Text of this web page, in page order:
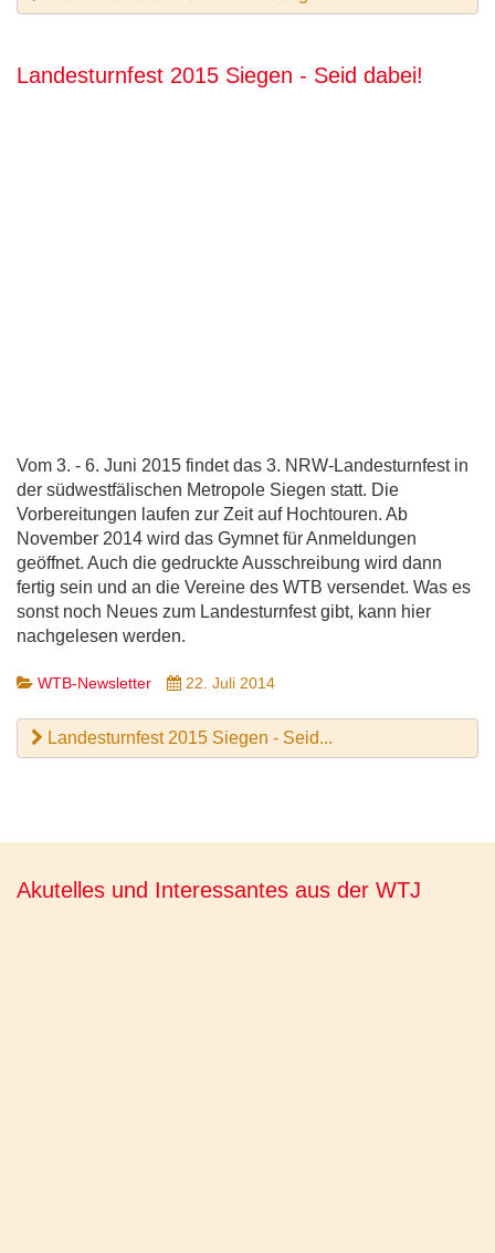
Landesturnfest 2015 Siegen - Seid dabei!
Vom 3. - 6. Juni 2015 findet das 3. NRW-Landesturnfest in
der südwestfälischen Metropole Siegen statt. Die
Vorbereitungen laufen zur Zeit auf Hochtouren. Ab
November 2014 wird das Gymnet für Anmeldungen
geöffnet. Auch die gedruckte Ausschreibung wird dann
fertig sein und an die Vereine des WTB versendet. Was es
sonst noch Neues zum Landesturnfest gibt, kann hier
nachgelesen werden.
WTB-Newsletter 22. Juli 2014
Landesturnfest 2015 Siegen - Seid...
Akutelles und Interessantes aus der WTJ